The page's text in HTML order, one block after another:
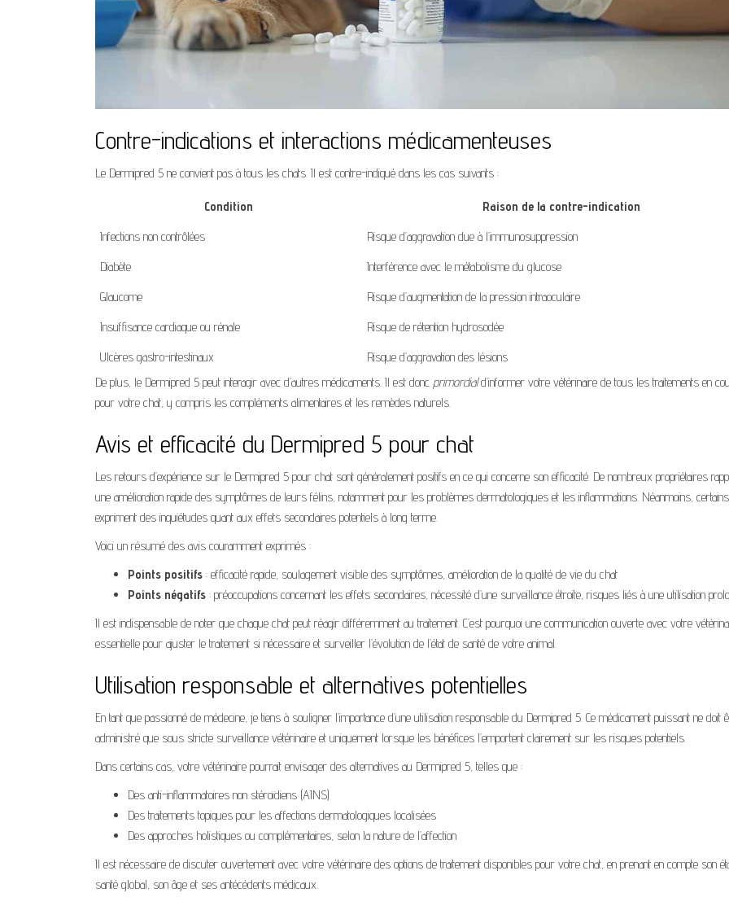
Contre-indications et interactions médicamenteuses
Le Dermipred 5 ne convient pas à tous les chats. Il est contre-indiqué dans les cas suivants :
Condition
Raison de la contre-indication
Infections non contrôlées
Risque d’aggravation due à l’immunosuppression
Diabète
Interférence avec le métabolisme du glucose
Glaucome
Risque d’augmentation de la pression intraoculaire
Insuffisance cardiaque ou rénale
Risque de rétention hydrosodée
Ulcères gastro-intestinaux
Risque d’aggravation des lésions
De plus, le Dermipred 5 peut interagir avec d’autres médicaments. Il est donc primordiald’informer votre vétérinaire de tous les traitements en
pour votre chat, y compris les compléments alimentaires et les remèdes naturels.
Avis et efficacité du Dermipred 5 pour chat
Les retours d’expérience sur le Dermipred 5 pour chat sont généralement positifs en ce qui concerne son efficacité. De nombreux propriétaires
une amélioration rapide des symptômes de leurs félins, notamment pour les problèmes dermatologiques et les inflammations. Néanmoins, certains
expriment des inquiétudes quant aux effets secondaires potentiels à long terme.
Voici un résumé des avis couramment exprimés :
Points positifs : efficacité rapide, soulagement visible des symptômes, amélioration de la qualité de vie du chat
Points négatifs : préoccupations concernant les effets secondaires, nécessité d’une surveillance étroite, risques liés à une utilisation
Il est indispensable de noter que chaque chat peut réagir différemment au traitement. C’est pourquoi une communication ouverte avec votre
essentielle pour ajuster le traitement si nécessaire et surveiller l’évolution de l’état de santé de votre animal.
Utilisation responsable et alternatives potentielles
En tant que passionné de médecine, je tiens à souligner l’importance d’une utilisation responsable du Dermipred 5. Ce médicament puissant ne doit
administré que sous stricte surveillance vétérinaire et uniquement lorsque les bénéfices l’emportent clairement sur les risques potentiels.
Dans certains cas, votre vétérinaire pourrait envisager des alternatives au Dermipred 5, telles que :
Des anti-inflammatoires non stéroïdiens (AINS)
Des traitements topiques pour les affections dermatologiques localisées
Des approches holistiques ou complémentaires, selon la nature de l’affection
Il est nécessaire de discuter ouvertement avec votre vétérinaire des options de traitement disponibles pour votre chat, en prenant en compte son
santé global, son âge et ses antécédents médicaux.